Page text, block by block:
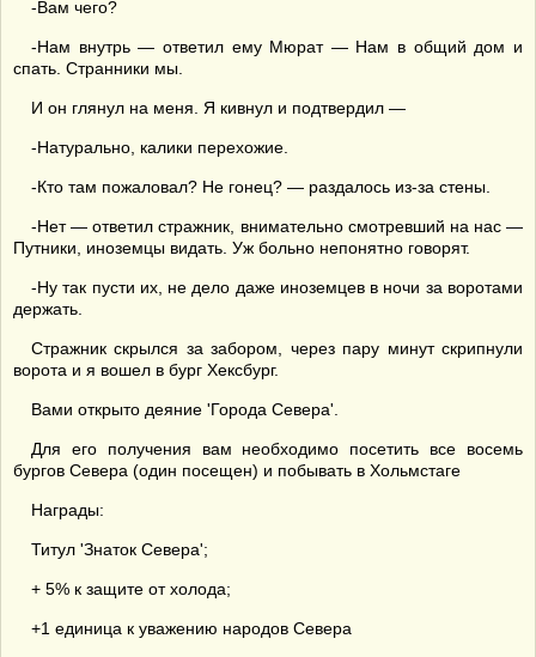
-Вам чего?
-Нам внутрь — ответил ему Мюрат — Нам в общий дом и
спать. Странники мы.
И он глянул на меня. Я кивнул и подтвердил —
-Натурально, калики перехожие.
-Кто там пожаловал? Не гонец? — раздалось из-за стены.
-Нет — ответил стражник, внимательно смотревший на нас —
Путники, иноземцы видать. Уж больно непонятно говорят.
-Ну так пусти их, не дело даже иноземцев в ночи за воротами
держать.
Стражник скрылся за забором, через пару минут скрипнули
ворота и я вошел в бург Хексбург.
Вами открыто деяние 'Города Севера'.
Для его получения вам необходимо посетить все восемь
бургов Севера (один посещен) и побывать в Хольмстаге
Награды:
Титул 'Знаток Севера';
+ 5% к защите от холода;
+1 единица к уважению народов Севера